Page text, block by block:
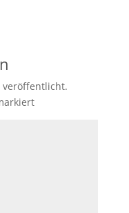
veröffentlicht.